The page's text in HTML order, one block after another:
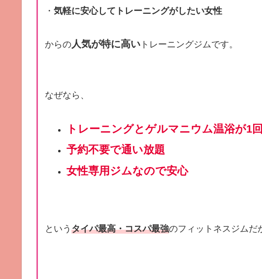
・気軽に安心してトレーニングがしたい女性
からの 人気が特に高い トレーニングジムです。
なぜなら、
トレーニングとゲルマニウム温浴が1
予約不要で通い放題
女性専用ジムなので安心
というタイパ最高・コスパ最強のフィットネスジムだ